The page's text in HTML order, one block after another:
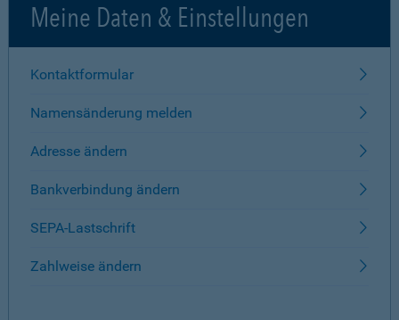
Meine Daten & Einstellungen
Kontaktformular
Namensänderung melden
Adresse ändern
Bankverbindung ändern
SEPA-Lastschrift
Zahlweise ändern